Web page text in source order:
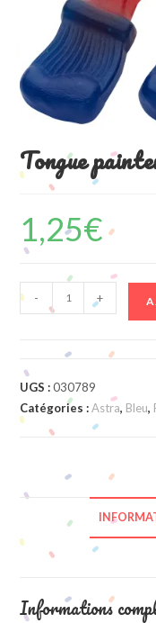
Tongue
1,25€
quantité
de
painters
- +
UGS :030789
Catégories :Astra, Bleu,
Informations